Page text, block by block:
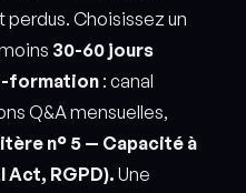
perdus. Choisissez un
30-60 jours
formation : canal
Q&A mensuelles,
n° 5 — Capacité à
RGPD). Une